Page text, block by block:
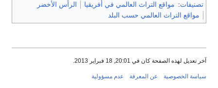
تصنيفات: مواقع التراث العالمي في أفريقيا
الرأس الأخضر
مواقع التراث العالمي حسب البلد
آخر تعديل لهذه الصفحة كان في 20:01, 18 فبراير 2013.
سياسة الخصوصية عن المعرفة عدم مسؤولية